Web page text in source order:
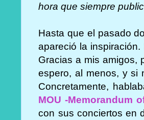
hora que siempre
Hasta que el pasado
apareció la
Gracias a mis amigos,
espero, al menos, y si
Concretamente,
MOU -Memorandum
con sus conciertos en